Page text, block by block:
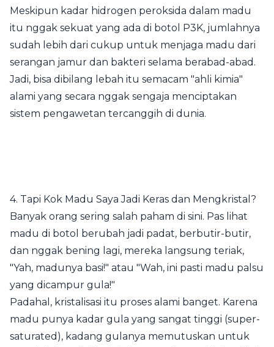
Meskipun kadar hidrogen peroksida dalam madu
itu nggak sekuat yang ada di botol P3K, jumlahnya
sudah lebih dari cukup untuk menjaga madu dari
serangan jamur dan bakteri selama berabad-abad.
Jadi, bisa dibilang lebah itu semacam "ahli kimia"
alami yang secara nggak sengaja menciptakan
sistem pengawetan tercanggih di dunia.
4. Tapi Kok Madu Saya Jadi Keras dan Mengkristal?
Banyak orang sering salah paham di sini. Pas lihat
madu di botol berubah jadi padat, berbutir-butir,
dan nggak bening lagi, mereka langsung teriak,
"Yah, madunya basi!" atau "Wah, ini pasti madu palsu
yang dicampur gula!"
Padahal, kristalisasi itu proses alami banget. Karena
madu punya kadar gula yang sangat tinggi (super-
saturated), kadang gulanya memutuskan untuk